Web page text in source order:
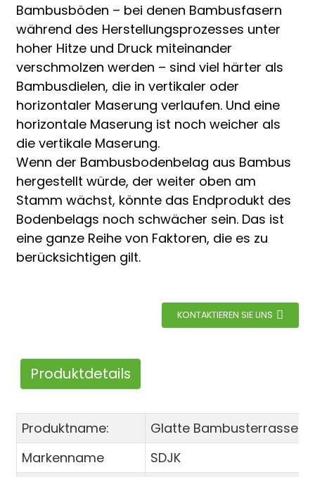
Bambusböden – bei denen Bambusfasern
während des Herstellungsprozesses unter
hoher Hitze und Druck miteinander
verschmolzen werden – sind viel härter als
Bambusdielen, die in vertikaler oder
horizontaler Maserung verlaufen. Und eine
horizontale Maserung ist noch weicher als
die vertikale Maserung.
Wenn der Bambusbodenbelag aus Bambus
hergestellt würde, der weiter oben am
Stamm wächst, könnte das Endprodukt des
Bodenbelags noch schwächer sein. Das ist
eine ganze Reihe von Faktoren, die es zu
berücksichtigen gilt.
KONTAKTIEREN SIE UNS
Produktdetails
Produktname:
Glatte Bambusterrasse
Markenname
SDJK